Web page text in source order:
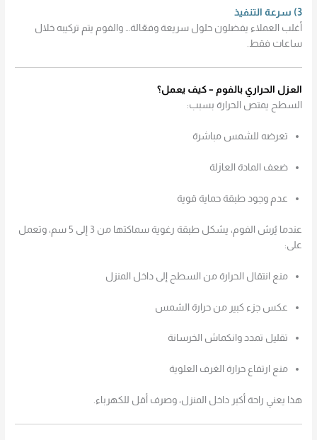
3) سرعة التنفيذ
أغلب العملاء يفضلون حلول سريعة وفعّالة… والفوم يتم تركيبه خلال
ساعات فقط.
العزل الحراري بالفوم – كيف يعمل؟
السطح يمتص الحرارة بسبب:
تعرضه للشمس مباشرة
ضعف المادة العازلة
عدم وجود طبقة حماية قوية
عندما يُرش الفوم، يشكل طبقة رغوية سماكتها من 3 إلى 5 سم، وتعمل
على:
منع انتقال الحرارة من السطح إلى داخل المنزل
عكس جزء كبير من حرارة الشمس
تقليل تمدد وانكماش الخرسانة
منع ارتفاع حرارة الغرف العلوية
هذا يعني راحة أكبر داخل المنزل، وصرف أقل للكهرباء.